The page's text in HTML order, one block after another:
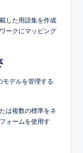
した用語集を作成
ークにマッピング
モデルを管理する
は複数の標準をネ
ォームを使用す